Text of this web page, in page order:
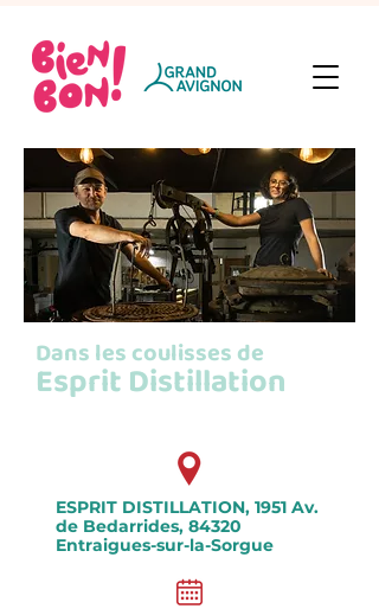
Dans les coulisses de
Esprit Distillation
ESPRIT DISTILLATION, 1951 Av.
de Bedarrides, 84320
Entraigues-sur-la-Sorgue